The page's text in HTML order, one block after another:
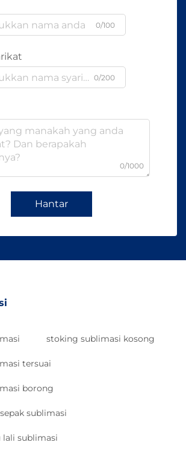
0/100
0/200
0/1000
Hantar
stoking sublimasi kosong
tersuai
borong
sublimasi
sublimasi